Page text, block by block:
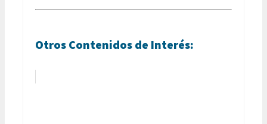
Otros Contenidos de Interés: